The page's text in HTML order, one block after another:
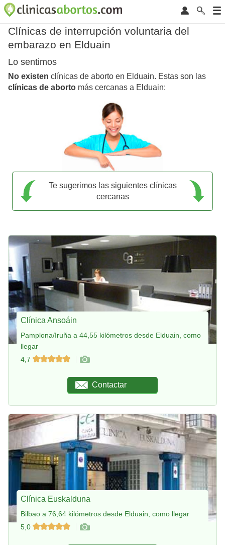
Clínicas de interrupción voluntaria del
embarazo en Elduain
Lo sentimos
No existen clínicas de aborto en Elduain. Estas son las
clínicas de aborto más cercanas a Elduain:
Te sugerimos las siguientes clínicas
cercanas
Clínica Ansoáin
Pamplona/Iruña a 44,55 kilómetros desde Elduain, como
llegar
4,7
Contactar
Clínica Euskalduna
Bilbao a 76,64 kilómetros desde Elduain, como llegar
5,0